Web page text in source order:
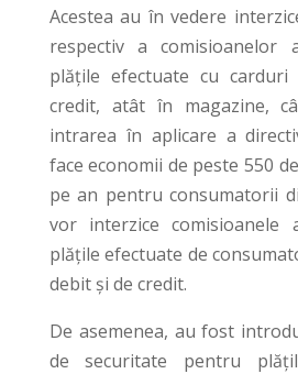
Acestea au în vedere
respectiv a comisioanelor
plățile efectuate cu
credit, atât în magazine,
intrarea în aplicare a
face economii de peste 550
pe an pentru consumatorii
vor interzice comisioanele
plățile efectuate de
debit și de credit.
De asemenea, au fost
de securitate pentru